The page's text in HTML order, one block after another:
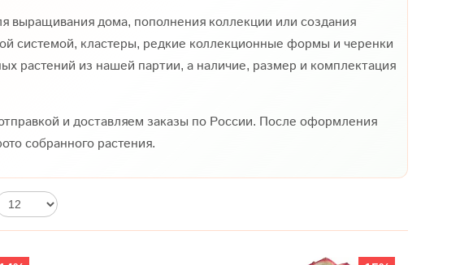
выращивания дома, пополнения коллекции или создания
системой, кластеры, редкие коллекционные формы и черенки
растений из нашей партии, а наличие, размер и комплектация
и доставляем заказы по России. После оформления
собранного растения.